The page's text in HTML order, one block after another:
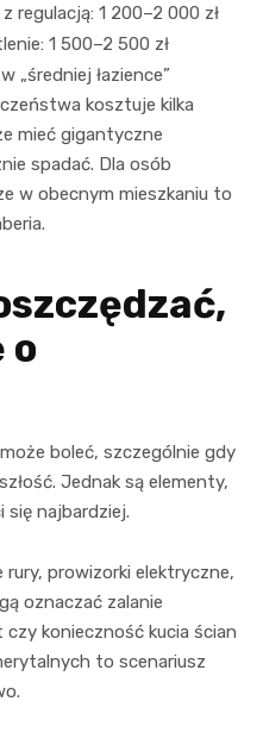
regulacją: 1 200–2 000 zł
1 500–2 500 zł
„średniej łazience”
kosztuje kilka
mieć gigantyczne
spadać. Dla osób
w obecnym mieszkaniu to
o
boleć, szczególnie gdy
Jednak są elementy,
najbardziej.
rury, prowizorki elektryczne,
oznaczać zalanie
konieczność kucia ścian
to scenariusz